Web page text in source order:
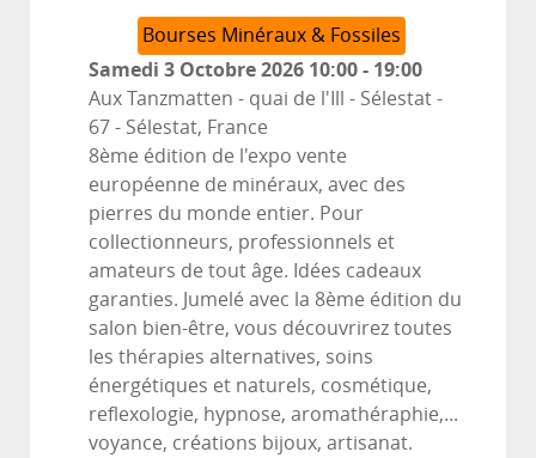
Bourses Minéraux & Fossiles
Samedi 3 Octobre 2026 10:00- 19:00
Aux Tanzmatten - quai de l'Ill - Sélestat -
67 - Sélestat, France
8ème édition de l'expo vente
européenne de minéraux, avec des
pierres du monde entier. Pour
collectionneurs, professionnels et
amateurs de tout âge. Idées cadeaux
garanties. Jumelé avec la 8ème édition du
salon bien-être, vous découvrirez toutes
les thérapies alternatives, soins
énergétiques et naturels, cosmétique,
reflexologie, hypnose, aromathéraphie,...
voyance, créations bijoux, artisanat.